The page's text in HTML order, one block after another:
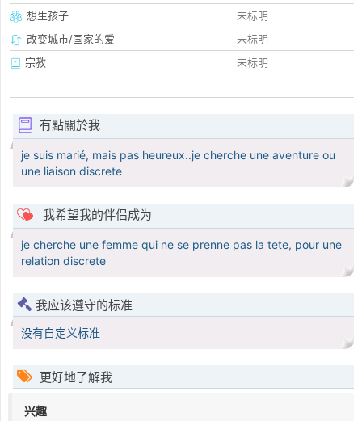
想生孩子
未标明
改变城市/国家的爱
未标明
宗教
未标明
有點關於我
je suis marié, mais pas heureux..je cherche une aventure ou
une liaison discrete
我希望我的伴侣成为
je cherche une femme qui ne se prenne pas la tete, pour une
relation discrete
我应该遵守的标准
没有自定义标准
更好地了解我
兴趣